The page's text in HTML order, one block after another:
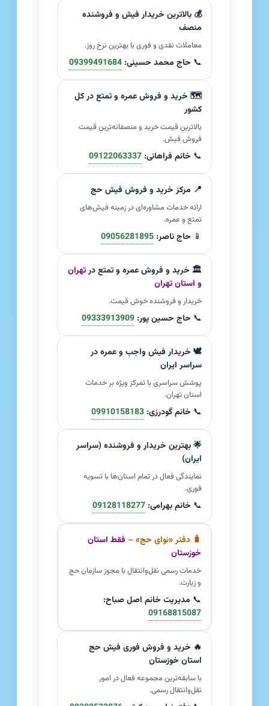
💰 بالاترین خریدار فیش و فروشنده
منصف
معاملات نقدی و فوری با بهترین نرخ روز.
📞 حاج محمد حسینی: 09399491684
🗺️ خرید و فروش عمره و تمتع در کل
کشور
بالاترین قیمت خرید و منصفانه‌ترین قیمت
فروش فیش.
📞 خانم فراهانی: 09122063337
📍 مرکز خرید و فروش فیش حج
ارائه خدمات مشاوره‌ای در زمینه فیش‌های
تمتع و عمره.
📱 حاج ناصر: 09056281895
🏛️ خرید و فروش عمره و تمتع درتهران
و استان تهران
خریدار و فروشنده خوش قیمت.
📞 حاج حسین پور: 09333913909
🕊️ خریدار فیش واجب و عمره در
سراسر ایران
پوشش سراسری با تمرکز ویژه بر خدمات
استان تهران.
📞 خانم گودرزی: 09910158183
🌟 بهترین خریدار و فروشنده (سراسر
ایران)
نمایندگی فعال در تمام استان‌ها با تسویه
فوری.
📞 خانم بهرامی: 09128118277
🧳 دفتر «نوای حج» – فقط استان
خوزستان
خدمات رسمی نقل‌وانتقال با مجوز سازمان حج
و زیارت.
📞 مدیریت خانم اصل صباح:
09168815087
🔥 خرید و فروش فوری فیش حج
استان خوزستان
با سابقه‌ترین مجموعه فعال در امور
نقل‌وانتقال رسمی.